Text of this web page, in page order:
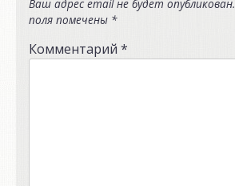
Ваш адрес email не будет опубликован.
поля помечены *
Комментарий *